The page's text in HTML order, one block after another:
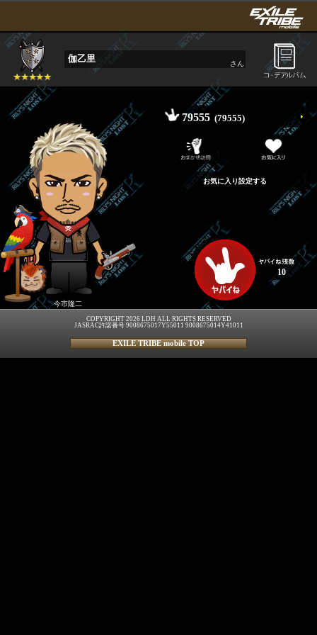
伽乙里 さん
今市隆二
79555 (79555)
10
COPYRIGHT 2026 LDH ALL RIGHTS RESERVED
JASRAC許諾番号 9008675017Y55011 9008675014Y41011
EXILE TRIBE mobile TOP